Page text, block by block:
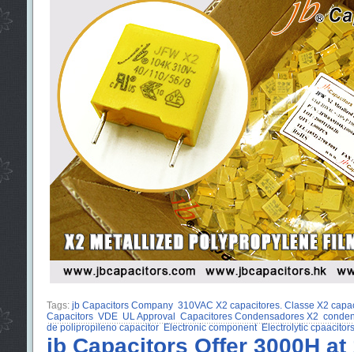
Tags: jb Capacitors Company 310VAC X2 capacitores. Classe X2
Capacitors VDE UL Approval Capacitores Condensadores X2
de polipropileno capacitor
Electronic component Electrolytic cpaacitors
jb Capacitors Offer 3000H at